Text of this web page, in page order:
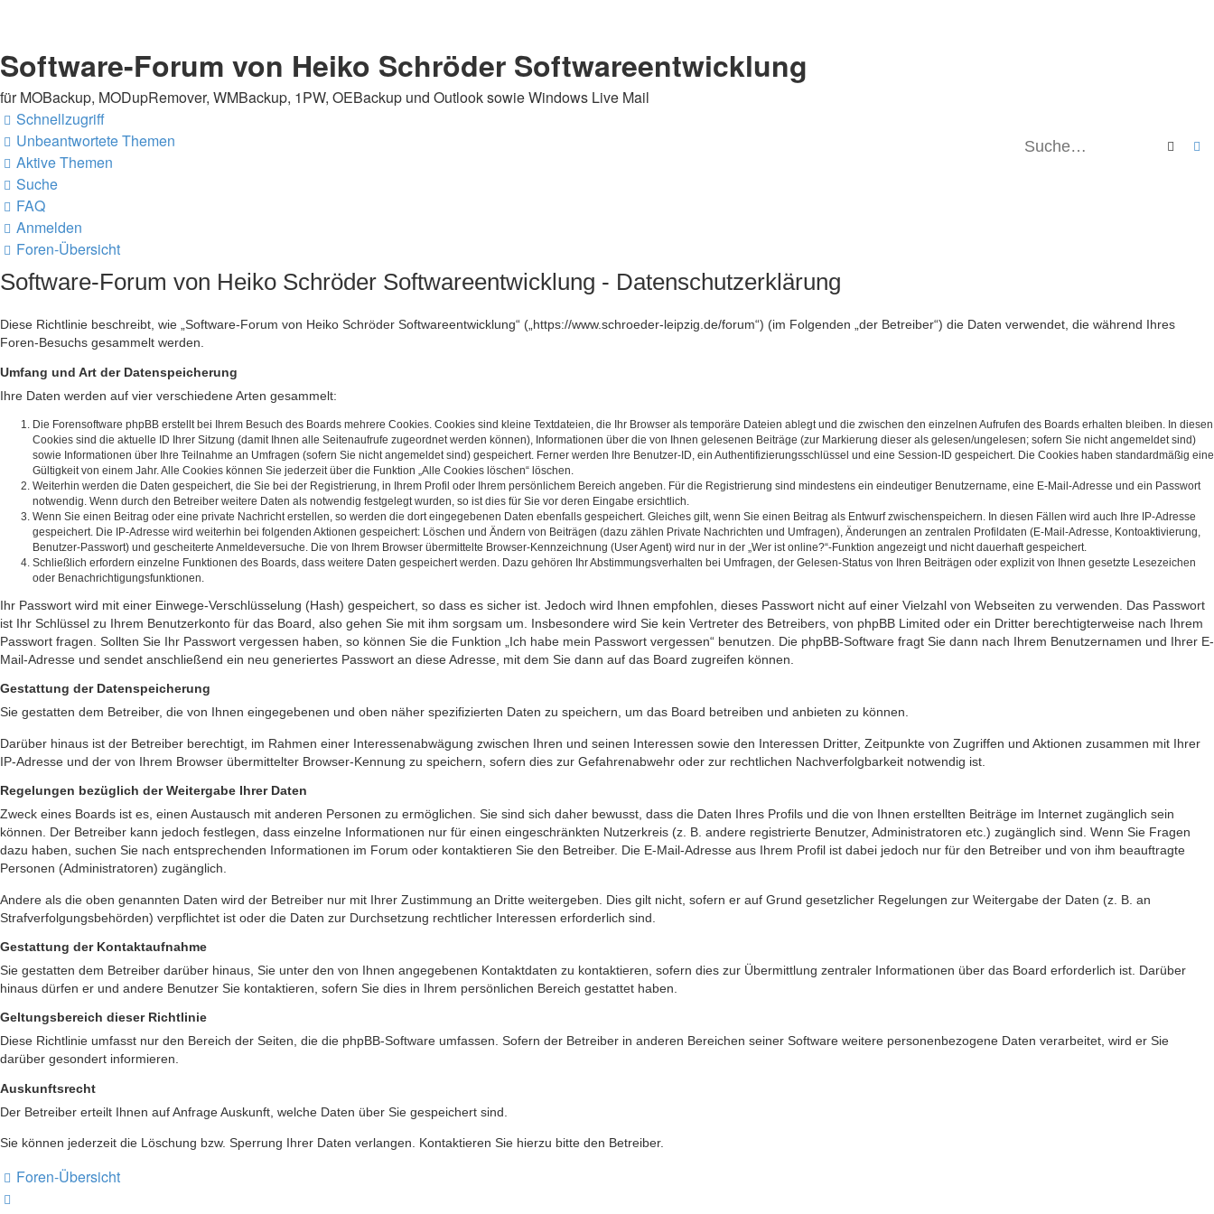
Software-Forum von Heiko Schröder Softwareentwicklung
für MOBackup, MODupRemover, WMBackup, 1PW, OEBackup und Outlook sowie Windows Live Mail
Suche
Schnellzugriff
Unbeantwortete Themen
Aktive Themen
Suche
FAQ
Anmelden
Foren-Übersicht
Software-Forum von Heiko Schröder Softwareentwicklung - Datenschutzerklärung
Diese Richtlinie beschreibt, wie „Software-Forum von Heiko Schröder Softwareentwicklung“ („https://www.schroeder-leipzig.de/forum“) (im Folgenden „der Betreiber“) die Daten verwendet, die während Ihres
Foren-Besuchs gesammelt werden.
Umfang und Art der Datenspeicherung
Ihre Daten werden auf vier verschiedene Arten gesammelt:
Die Forensoftware phpBB erstellt bei Ihrem Besuch des Boards mehrere Cookies. Cookies sind kleine Textdateien, die Ihr Browser als temporäre Dateien ablegt und die zwischen den einzelnen Aufrufen des Boards erhalten bleiben. In diesen
Cookies sind die aktuelle ID Ihrer Sitzung (damit Ihnen alle Seitenaufrufe zugeordnet werden können), Informationen über die von Ihnen gelesenen Beiträge (zur Markierung dieser als gelesen/ungelesen; sofern Sie nicht angemeldet sind)
sowie Informationen über Ihre Teilnahme an Umfragen (sofern Sie nicht angemeldet sind) gespeichert. Ferner werden Ihre Benutzer-ID, ein Authentifizierungsschlüssel und eine Session-ID gespeichert. Die Cookies haben standardmäßig eine
Gültigkeit von einem Jahr. Alle Cookies können Sie jederzeit über die Funktion „Alle Cookies löschen“ löschen.
Weiterhin werden die Daten gespeichert, die Sie bei der Registrierung, in Ihrem Profil oder Ihrem persönlichem Bereich angeben. Für die Registrierung sind mindestens ein eindeutiger Benutzername, eine E-Mail-Adresse und ein Passwort
notwendig. Wenn durch den Betreiber weitere Daten als notwendig festgelegt wurden, so ist dies für Sie vor deren Eingabe ersichtlich.
Wenn Sie einen Beitrag oder eine private Nachricht erstellen, so werden die dort eingegebenen Daten ebenfalls gespeichert. Gleiches gilt, wenn Sie einen Beitrag als Entwurf zwischenspeichern. In diesen Fällen wird auch Ihre IP-Adresse
gespeichert. Die IP-Adresse wird weiterhin bei folgenden Aktionen gespeichert: Löschen und Ändern von Beiträgen (dazu zählen Private Nachrichten und Umfragen), Änderungen an zentralen Profildaten (E-Mail-Adresse, Kontoaktivierung,
Benutzer-Passwort) und gescheiterte Anmeldeversuche. Die von Ihrem Browser übermittelte Browser-Kennzeichnung (User Agent) wird nur in der „Wer ist online?“-Funktion angezeigt und nicht dauerhaft gespeichert.
Schließlich erfordern einzelne Funktionen des Boards, dass weitere Daten gespeichert werden. Dazu gehören Ihr Abstimmungsverhalten bei Umfragen, der Gelesen-Status von Ihren Beiträgen oder explizit von Ihnen gesetzte Lesezeichen
oder Benachrichtigungsfunktionen.
Ihr Passwort wird mit einer Einwege-Verschlüsselung (Hash) gespeichert, so dass es sicher ist. Jedoch wird Ihnen empfohlen, dieses Passwort nicht auf einer Vielzahl von Webseiten zu verwenden. Das Passwort
ist Ihr Schlüssel zu Ihrem Benutzerkonto für das Board, also gehen Sie mit ihm sorgsam um. Insbesondere wird Sie kein Vertreter des Betreibers, von phpBB Limited oder ein Dritter berechtigterweise nach Ihrem
Passwort fragen. Sollten Sie Ihr Passwort vergessen haben, so können Sie die Funktion „Ich habe mein Passwort vergessen“ benutzen. Die phpBB-Software fragt Sie dann nach Ihrem Benutzernamen und Ihrer E-
Mail-Adresse und sendet anschließend ein neu generiertes Passwort an diese Adresse, mit dem Sie dann auf das Board zugreifen können.
Gestattung der Datenspeicherung
Sie gestatten dem Betreiber, die von Ihnen eingegebenen und oben näher spezifizierten Daten zu speichern, um das Board betreiben und anbieten zu können.
Darüber hinaus ist der Betreiber berechtigt, im Rahmen einer Interessenabwägung zwischen Ihren und seinen Interessen sowie den Interessen Dritter, Zeitpunkte von Zugriffen und Aktionen zusammen mit Ihrer
IP-Adresse und der von Ihrem Browser übermittelter Browser-Kennung zu speichern, sofern dies zur Gefahrenabwehr oder zur rechtlichen Nachverfolgbarkeit notwendig ist.
Regelungen bezüglich der Weitergabe Ihrer Daten
Zweck eines Boards ist es, einen Austausch mit anderen Personen zu ermöglichen. Sie sind sich daher bewusst, dass die Daten Ihres Profils und die von Ihnen erstellten Beiträge im Internet zugänglich sein
können. Der Betreiber kann jedoch festlegen, dass einzelne Informationen nur für einen eingeschränkten Nutzerkreis (z. B. andere registrierte Benutzer, Administratoren etc.) zugänglich sind. Wenn Sie Fragen
dazu haben, suchen Sie nach entsprechenden Informationen im Forum oder kontaktieren Sie den Betreiber. Die E-Mail-Adresse aus Ihrem Profil ist dabei jedoch nur für den Betreiber und von ihm beauftragte
Personen (Administratoren) zugänglich.
Andere als die oben genannten Daten wird der Betreiber nur mit Ihrer Zustimmung an Dritte weitergeben. Dies gilt nicht, sofern er auf Grund gesetzlicher Regelungen zur Weitergabe der Daten (z. B. an
Strafverfolgungsbehörden) verpflichtet ist oder die Daten zur Durchsetzung rechtlicher Interessen erforderlich sind.
Gestattung der Kontaktaufnahme
Sie gestatten dem Betreiber darüber hinaus, Sie unter den von Ihnen angegebenen Kontaktdaten zu kontaktieren, sofern dies zur Übermittlung zentraler Informationen über das Board erforderlich ist. Darüber
hinaus dürfen er und andere Benutzer Sie kontaktieren, sofern Sie dies in Ihrem persönlichen Bereich gestattet haben.
Geltungsbereich dieser Richtlinie
Diese Richtlinie umfasst nur den Bereich der Seiten, die die phpBB-Software umfassen. Sofern der Betreiber in anderen Bereichen seiner Software weitere personenbezogene Daten verarbeitet, wird er Sie
darüber gesondert informieren.
Auskunftsrecht
Der Betreiber erteilt Ihnen auf Anfrage Auskunft, welche Daten über Sie gespeichert sind.
Sie können jederzeit die Löschung bzw. Sperrung Ihrer Daten verlangen. Kontaktieren Sie hierzu bitte den Betreiber.
Foren-Übersicht